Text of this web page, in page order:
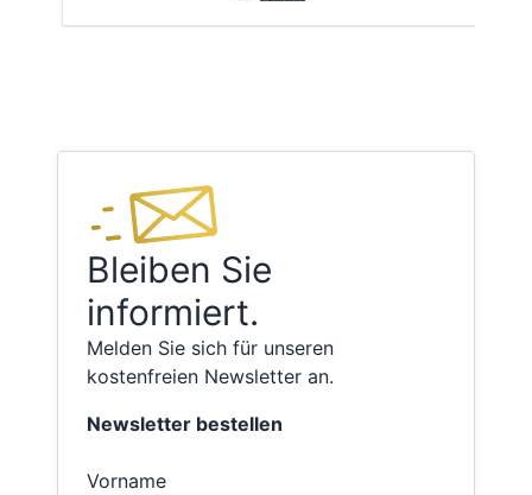
Bleiben Sie
informiert.
Melden Sie sich für unseren
kostenfreien Newsletter an.